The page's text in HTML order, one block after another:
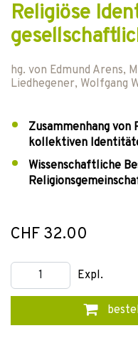
Religiöse
hg. von Edmund Arens,
Liedhegener, Wolfgang
Zusammenhang
kollektiven
Wissenschaftliche
CHF 32.00
Expl.